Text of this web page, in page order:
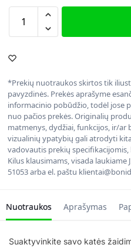
*Prekių nuotraukos skirtos tik
pavyzdinės. Prekės aprašyme
informacinio pobūdžio, todėl jose
nuo pačios prekės. Originalių
matmenys, dydžiai, funkcijos, ir/ar
vizualinių ypatybių gali atrodyti
vadovautis prekių
Kilus klausimams, visada
51053 arba el. paštu
Nuotraukos Aprašymas
Suaktyvinkite savo katės